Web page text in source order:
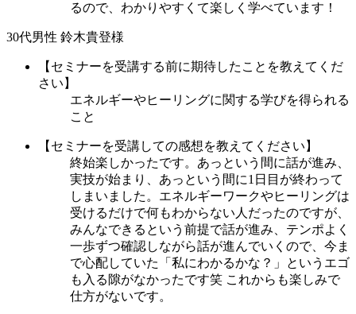
るので、わかりやすくて楽しく学べています！
30代男性 鈴木貴登様
【セミナーを受講する前に期待したことを教えてくだ
さい】
エネルギーやヒーリングに関する学びを得られる
こと
【セミナーを受講しての感想を教えてください】
終始楽しかったです。あっという間に話が進み、
実技が始まり、あっという間に1日目が終わって
しまいました。エネルギーワークやヒーリングは
受けるだけで何もわからない人だったのですが、
みんなできるという前提で話が進み、テンポよく
一歩ずつ確認しながら話が進んでいくので、今ま
で心配していた「私にわかるかな？」というエゴ
も入る隙がなかったです笑 これからも楽しみで
仕方がないです。